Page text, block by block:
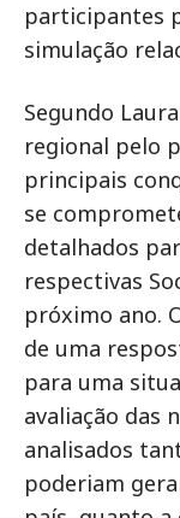
participantes
simulação
Segundo
regional pelo
principais
se
detalhados
respectivas
próximo ano.
de uma
para uma
avaliação das
analisados
poderiam